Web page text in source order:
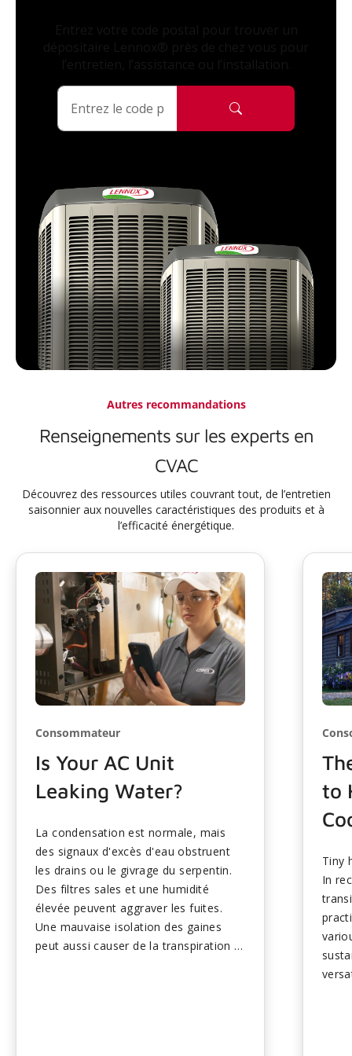
Autres recommandations
Renseignements sur les experts en
CVAC
Découvrez des ressources utiles couvrant tout, de l’entretien
saisonnier aux nouvelles caractéristiques des produits et à
l’efficacité énergétique.
Consommateur
Is Your AC Unit
Leaking Water?
La condensation est normale, mais
des signaux d'excès d'eau obstruent
les drains ou le givrage du serpentin.
Des filtres sales et une humidité
élevée peuvent aggraver les fuites.
Une mauvaise isolation des gaines
peut aussi causer de la transpiration à
to
Tiny
In